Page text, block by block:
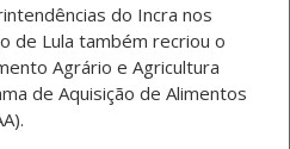
do Incra nos
de Lula também recriou o
Agrário e Agricultura
de Aquisição de Alimentos